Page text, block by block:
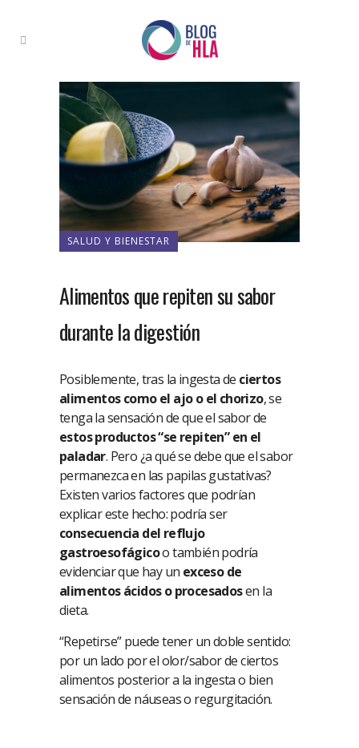
SALUD Y BIENESTAR
Alimentos que repiten su sabor
durante la digestión
Posiblemente, tras la ingesta de ciertos
alimentos como el ajo o el chorizo, se
tenga la sensación de que el sabor de
estos productos “se repiten” en el
paladar. Pero ¿a qué se debe que el sabor
permanezca en las papilas gustativas?
Existen varios factores que podrían
explicar este hecho: podría ser
consecuencia del reflujo
gastroesofágicoo también podría
evidenciar que hay un exceso de
alimentos ácidos o procesadosen la
dieta.
“Repetirse” puede tener un doble sentido:
por un lado por el olor/sabor de ciertos
alimentos posterior a la ingesta o bien
sensación de náuseas o regurgitación.